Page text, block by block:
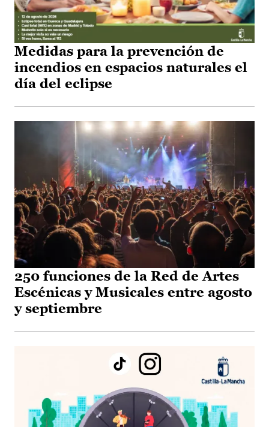
Medidas para la prevención de
incendios en espacios naturales el
día del eclipse
250 funciones de la Red de Artes
Escénicas y Musicales entre agosto
y septiembre